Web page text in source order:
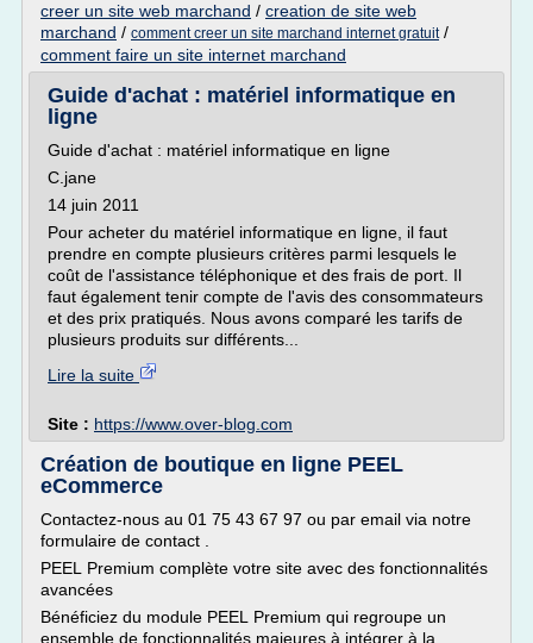
creer un site web marchand / creation de site web
marchand / comment creer un site marchand internet gratuit/
comment faire un site internet marchand
Guide d'achat : matériel informatique en
ligne
Guide d'achat : matériel informatique en ligne
C.jane
14 juin 2011
Pour acheter du matériel informatique en ligne, il faut
prendre en compte plusieurs critères parmi lesquels le
coût de l'assistance téléphonique et des frais de port. Il
faut également tenir compte de l'avis des consommateurs
et des prix pratiqués. Nous avons comparé les tarifs de
plusieurs produits sur différents...
Lire la suite
Site : https://www.over-blog.com
Création de boutique en ligne PEEL
eCommerce
Contactez-nous au 01 75 43 67 97 ou par email via notre
formulaire de contact .
PEEL Premium complète votre site avec des fonctionnalités
avancées
Bénéficiez du module PEEL Premium qui regroupe un
ensemble de fonctionnalités majeures à intégrer à la